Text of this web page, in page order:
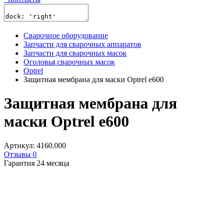
Сварочное оборудование
Запчасти для сварочных аппаратов
Запчасти для сварочных масок
Оголовья сварочных масок
Optrel
Защитная мембрана для маски Optrel e600
Защитная мембрана для
маски Optrel e600
Артикул: 4160.000
Отзывы 0
Гарантия 24 месяца